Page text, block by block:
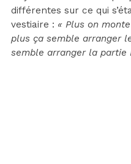
différentes sur ce qui
vestiaire : « Plus on
plus ça semble arranger
semble arranger la partie